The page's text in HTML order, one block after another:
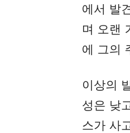
에서 발
며 오랜
에 그의
이상의
성은 낮
스가 사